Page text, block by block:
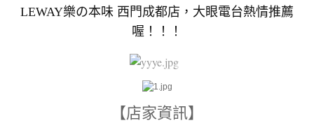
LEWAY樂の本味 西門成都店，大眼電台熱情推薦
喔！！！
【店家資訊】